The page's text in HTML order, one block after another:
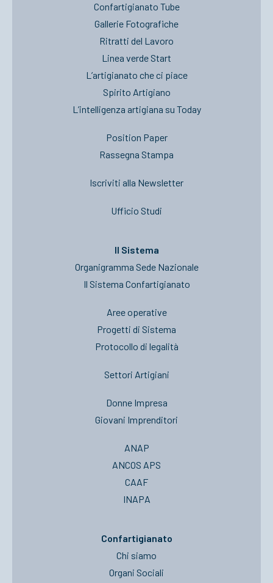
Confartigianato Tube
Gallerie Fotografiche
Ritratti del Lavoro
Linea verde Start
L’artigianato che ci piace
Spirito Artigiano
L’intelligenza artigiana su Today
Position Paper
Rassegna Stampa
Iscriviti alla Newsletter
Ufficio Studi
Il Sistema
Organigramma Sede Nazionale
Il Sistema Confartigianato
Aree operative
Progetti di Sistema
Protocollo di legalità
Settori Artigiani
Donne Impresa
Giovani Imprenditori
ANAP
ANCOS APS
CAAF
INAPA
Confartigianato
Chi siamo
Organi Sociali